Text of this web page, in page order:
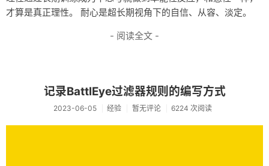
才算是真正理性。 耐心是超长期视角下的自信、从容、淡定。
- 阅读全文 -
记录BattlEye过滤器规则的编写方式
2023-06-05 经验 暂无评论 6224 次阅读